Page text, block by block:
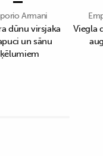
Armani
dūnu virsjaka
un sānu
Viegla